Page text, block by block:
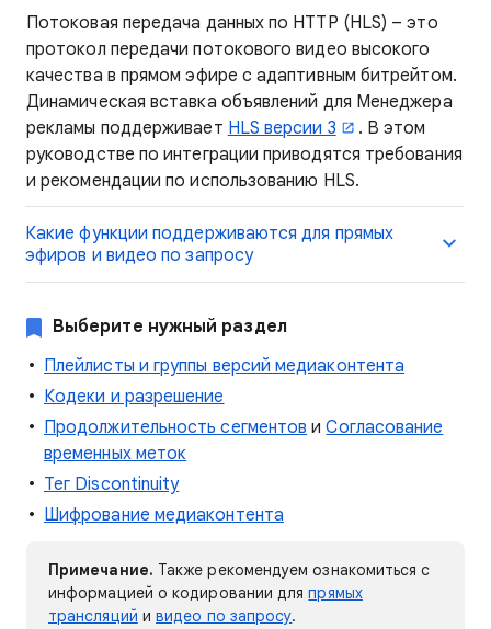
Потоковая передача данных по HTTP (HLS) – это
протокол передачи потокового видео высокого
качества в прямом эфире с адаптивным битрейтом.
Динамическая вставка объявлений для Менеджера
рекламы поддерживает HLS версии 3
. В этом
руководстве по интеграции приводятся требования
и рекомендации по использованию HLS.
Какие функции поддерживаются для прямых
эфиров и видео по запросу
Выберите нужный раздел
Плейлисты и группы версий медиаконтента
Кодеки и разрешение
Продолжительность сегментов иСогласование
временных меток
Тег Discontinuity
Шифрование медиаконтента
Примечание. Также рекомендуем ознакомиться с
информацией о кодировании дляпрямых
трансляций ивидео по запросу.